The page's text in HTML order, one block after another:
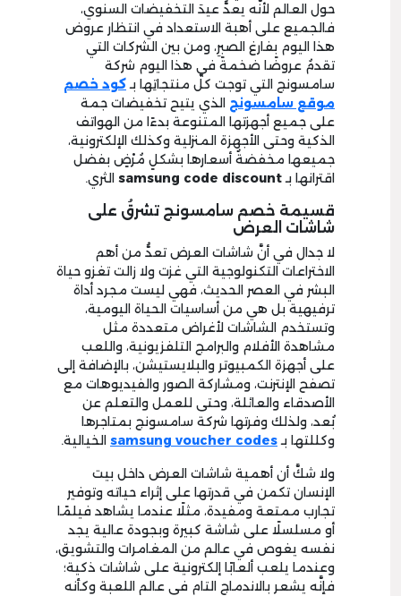
حول العالم لأنَّه يعدُّ عيدَ التخفيضات السنوي،
فالجميع على أهبة الاستعداد في انتظار عروض
هذا اليوم بفارغ الصبرِ، ومن بين الشركات التي
تقدمُ عروضًا ضخمةً في هذا اليوم شركة
سامسونج التي توجت كلَّ منتجاتِها بـكود خصم
موقع سامسونج الذي يتيح تخفيضات جمة
على جميع أجهزتها المتنوعة بدءًا من الهواتف
الذكية وحتى الأجهزة المنزلية وكذلك الإلكترونية،
جميعها مخفضةٌ أسعارها بشكلٍ مُرْضٍ بفضل
اقترانها بـsamsung code discount الثري.
قسيمة خصم سامسونج تشرقُ على
شاشات العرض
لا جدال في أنَّ شاشات العرض تعدُّ من أهم
الاختراعات التكنولوجية التي غزت ولا زالت تغزو حياة
البشر في العصر الحديث، فهي ليست مجرد أداة
ترفيهية بل هي من أساسيات الحياة اليومية،
وتستخدم الشاشات لأغراض متعددة مثل
مشاهدة الأفلام والبرامج التلفزيونية، واللعب
على أجهزة الكمبيوتر والبلايستيشن، بالإضافة إلى
تصفح الإنترنت، ومشاركة الصور والفيديوهات مع
الأصدقاء والعائلة، وحتى للعمل والتعلم عن
بُعد، ولذلك وفرتها شركة سامسونج بمتاجرها
وكللتها بـsamsung voucher codes الخيالية.
ولا شكَّ أن أهمية شاشات العرض داخل بيت
الإنسان تكمن في قدرتها على إثراء حياته وتوفير
تجارب ممتعة ومفيدة، مثلًا عندما يشاهد فيلمًا
أو مسلسلًا على شاشة كبيرة وبجودة عالية يجد
نفسه يغوص في عالم من المغامرات والتشويق،
وعندما يلعب ألعابًا إلكترونية على شاشات ذكية؛
فإنَّه يشعر بالاندماج التام في عالم اللعبة وكأنه